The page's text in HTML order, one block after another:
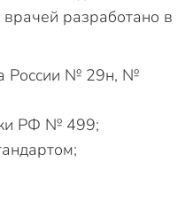
разработано в
России № 29н, №
РФ № 499;